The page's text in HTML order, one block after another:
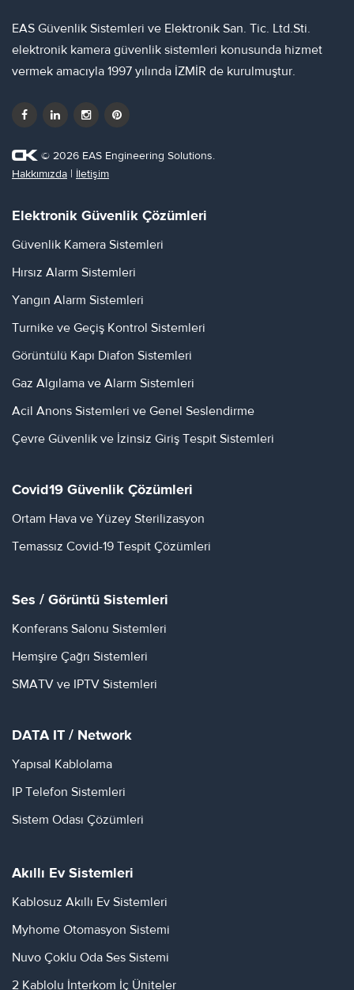
EAS Güvenlik Sistemleri ve Elektronik San. Tic. Ltd.Sti.
elektronik kamera güvenlik sistemleri konusunda hizmet
vermek amacıyla 1997 yılında İZMİR de kurulmuştur.
© 2026 EAS Engineering Solutions.
Hakkımızda | İletişim
Elektronik Güvenlik Çözümleri
Güvenlik Kamera Sistemleri
Hırsız Alarm Sistemleri
Yangın Alarm Sistemleri
Turnike ve Geçiş Kontrol Sistemleri
Görüntülü Kapı Diafon Sistemleri
Gaz Algılama ve Alarm Sistemleri
Acil Anons Sistemleri ve Genel Seslendirme
Çevre Güvenlik ve İzinsiz Giriş Tespit Sistemleri
Covid19 Güvenlik Çözümleri
Ortam Hava ve Yüzey Sterilizasyon
Temassız Covid-19 Tespit Çözümleri
Ses / Görüntü Sistemleri
Konferans Salonu Sistemleri
Hemşire Çağrı Sistemleri
SMATV ve IPTV Sistemleri
DATA IT / Network
Yapısal Kablolama
IP Telefon Sistemleri
Sistem Odası Çözümleri
Akıllı Ev Sistemleri
Kablosuz Akıllı Ev Sistemleri
Myhome Otomasyon Sistemi
Nuvo Çoklu Oda Ses Sistemi
2 Kablolu İnterkom İç Üniteler